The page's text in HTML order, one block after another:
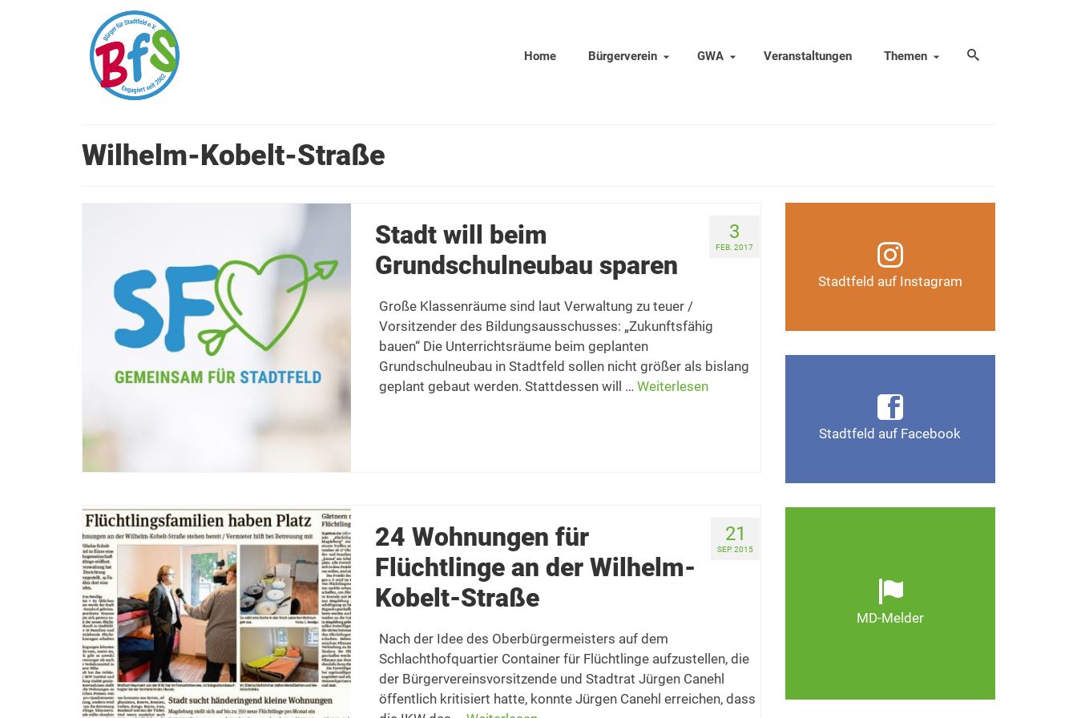
Home Bürgerverein GWA Veranstaltungen Themen
Wilhelm-Kobelt-Straße
3
FEB. 2017
Stadt will beim
Grundschulneubau sparen
Große Klassenräume sind laut Verwaltung zu teuer /
Vorsitzender des Bildungsausschusses: „Zukunftsfähig
bauen“ Die Unterrichtsräume beim geplanten
Grundschulneubau in Stadtfeld sollen nicht größer als bislang
geplant gebaut werden. Stattdessen will … Weiterlesen
21
SEP. 2015
24 Wohnungen für
Flüchtlinge an der Wilhelm-
Kobelt-Straße
Nach der Idee des Oberbürgermeisters auf dem
Schlachthofquartier Container für Flüchtlinge aufzustellen, die
der Bürgervereinsvorsitzende und Stadtrat Jürgen Canehl
öffentlich kritisiert hatte, konnte Jürgen Canehl erreichen, dass
Stadtfeld auf Instagram
mehr auf unserem
Instagram-Kanal
Stadtfeld auf Facebook
mehr auf der Facebook-Seite
Magdeburg-Stadtfeld
MD-Melder
Mängel, damit Magdeburg
schöner und lebenswerter